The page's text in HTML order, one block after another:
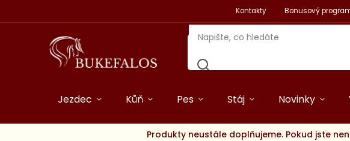
Kontakty Bonusový
Jezdec Kůň Pes Stáj Novinky
Produkty neustále doplňujeme. Pokud jste